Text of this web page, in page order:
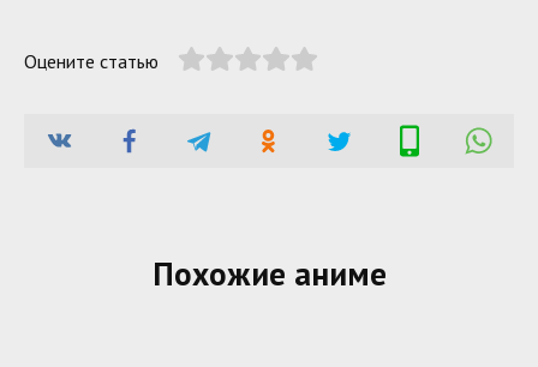
Оцените статью
Похожие аниме